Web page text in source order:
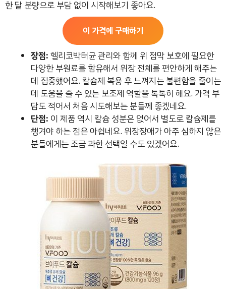
한 달 분량으로 부담 없이 시작해보기 좋아요.
이 가격에 구매하기
장점: 헬리코박터균 관리와 함께 위 점막 보호에 필요한
다양한 부원료를 함유해서 위장 전체를 편안하게 해주는
데 집중했어요. 칼슘제 복용 후 느껴지는 불편함을 줄이는
데 도움을 줄 수 있는 보조제 역할을 톡톡히 해요. 가격 부
담도 적어서 처음 시도해보는 분들께 좋겠네요.
단점: 이 제품 역시 칼슘 성분은 없어서 별도로 칼슘제를
챙겨야 하는 점은 아쉽네요. 위장장애가 아주 심하지 않은
분들에게는 조금 과한 선택일 수도 있겠어요.